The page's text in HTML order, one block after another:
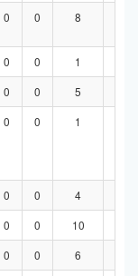
0 0 8
0 0 1
0 0 5
0 0 1
0 0 4
0 0 10
0 0 6